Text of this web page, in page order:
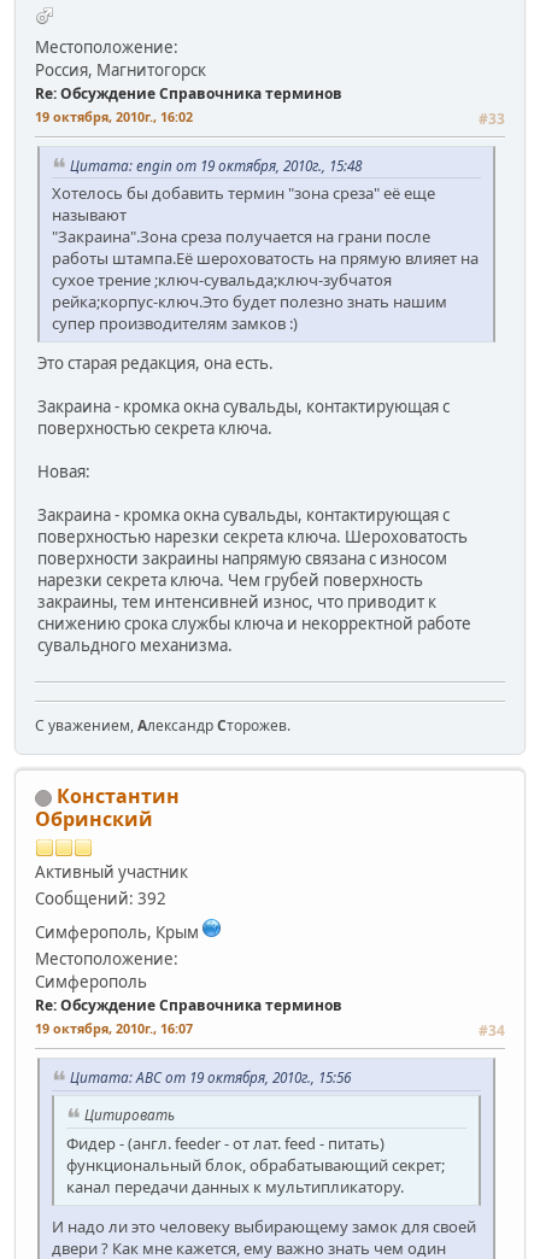
Местоположение:
Россия, Магнитогорск
Re: Обсуждение Справочника терминов
19 октября, 2010г., 16:02 #33
Цитата: engin от 19 октября, 2010г., 15:48
Хотелось бы добавить термин "зона среза" её еще
называют
"Закраина".Зона среза получается на грани после
работы штампа.Её шероховатость на прямую влияет на
сухое трение ;ключ-сувальда;ключ-зубчатоя
рейка;корпус-ключ.Это будет полезно знать нашим
супер производителям замков :)
Это старая редакция, она есть.
Закраина - кромка окна сувальды, контактирующая с
поверхностью секрета ключа.
Новая:
Закраина - кромка окна сувальды, контактирующая с
поверхностью нарезки секрета ключа. Шероховатость
поверхности закраины напрямую связана с износом
нарезки секрета ключа. Чем грубей поверхность
закраины, тем интенсивней износ, что приводит к
снижению срока службы ключа и некорректной работе
сувальдного механизма.
С уважением,АлександрСторожев.
Константин
Обринский
Активный участник
Сообщений: 392
Симферополь, Крым
Местоположение:
Симферополь
Re: Обсуждение Справочника терминов
19 октября, 2010г., 16:07 #34
Цитата: АВС от 19 октября, 2010г., 15:56
Цитировать
Фидер - (англ. feeder - от лат. feed - питать)
функциональный блок, обрабатывающий секрет;
канал передачи данных к мультипликатору.
И надо ли это человеку выбирающему замок для своей
двери ? Как мне кажется, ему важно знать чем один